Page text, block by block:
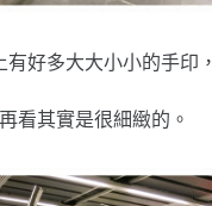
有好多大大小小的手印，
看其實是很細緻的。